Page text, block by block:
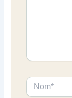
Nom*